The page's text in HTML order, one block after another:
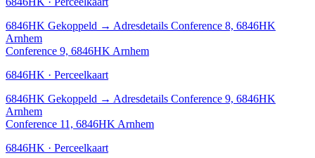
6846HK Gekoppeld → Adresdetails Conference 8, 6846HK
Arnhem
Conference 9, 6846HK Arnhem
6846HK · Perceelkaart
6846HK Gekoppeld → Adresdetails Conference 9, 6846HK
Arnhem
Conference 11, 6846HK Arnhem
6846HK · Perceelkaart